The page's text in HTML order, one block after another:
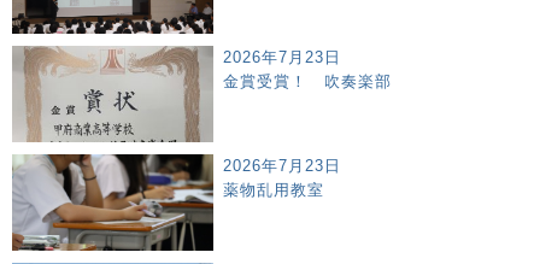
2026年7月23日
金賞受賞！ 吹奏楽部
2026年7月23日
薬物乱用教室